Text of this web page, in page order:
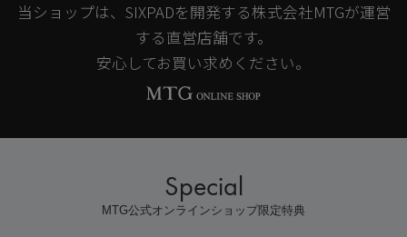
当ショップは、SIXPADを開発する株式会社MTGが運営
する直営店舗です。
安心してお買い求めください。
Special
MTG公式オンラインショップ限定特典